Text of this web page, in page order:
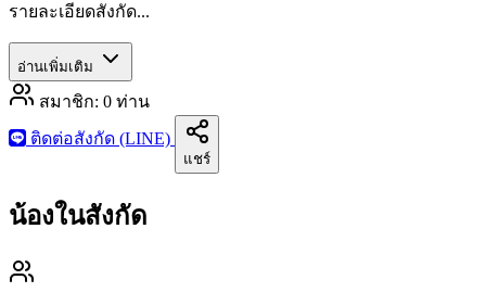
รายละเอียดสังกัด...
อ่านเพิ่มเติม
สมาชิก: 0 ท่าน
ติดต่อสังกัด (LINE)
แชร์
น้องในสังกัด